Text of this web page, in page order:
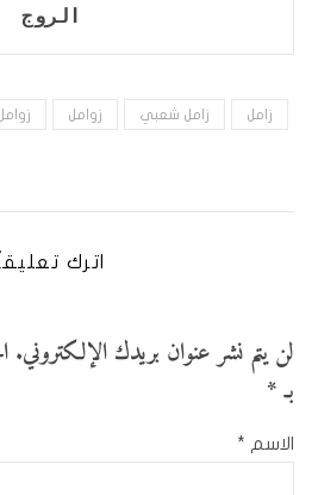
الروج
زامل زامل شعبي زوامل
اترك
لن يتم نشر عنوان بريدك الإلكتروني.
بـ*
الاسم *